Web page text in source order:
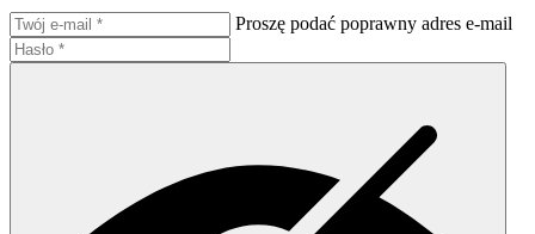
Proszę podać poprawny adres e-mail